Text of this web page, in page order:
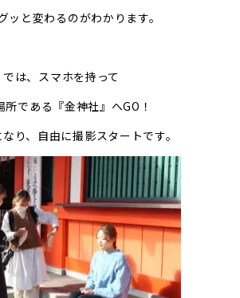
ッと変わるのがわかります。
では、スマホを持って
所である『金神社』へGO！
り、自由に撮影スタートです。